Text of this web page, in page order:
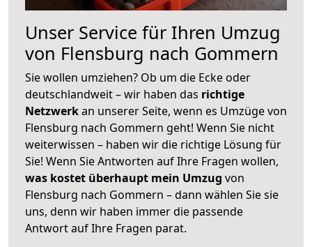
Unser Service für Ihren Umzug
von Flensburg nach Gommern
Sie wollen umziehen? Ob um die Ecke oder
deutschlandweit – wir haben das richtige
Netzwerkan unserer Seite, wenn es Umzüge von
Flensburg nach Gommern geht! Wenn Sie nicht
weiterwissen – haben wir die richtige Lösung für
Sie! Wenn Sie Antworten auf Ihre Fragen wollen,
was kostet überhaupt mein Umzug von
Flensburg nach Gommern – dann wählen Sie sie
uns, denn wir haben immer die passende
Antwort auf Ihre Fragen parat.